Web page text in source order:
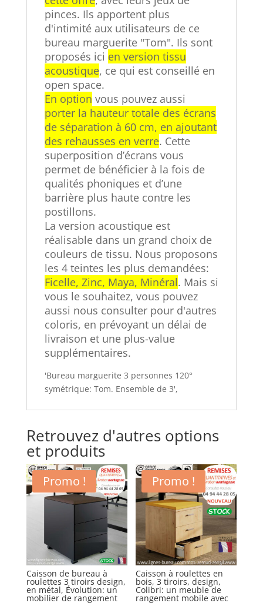
pinces. Ils apportent plus
d'intimité aux utilisateurs de ce
bureau marguerite "Tom". Ils sont
proposés ici en version tissu
acoustique, ce qui est conseillé en
open space.
En option vous pouvez aussi
porter la hauteur totale des écrans
de séparation à 60 cm, en ajoutant
des rehausses en verre. Cette
superposition d’écrans vous
permet de bénéficier à la fois de
qualités phoniques et d’une
barrière plus haute contre les
postillons.
La version acoustique est
réalisable dans un grand choix de
couleurs de tissu. Nous proposons
les 4 teintes les plus demandées:
Ficelle, Zinc, Maya, Minéral. Mais si
vous le souhaitez, vous pouvez
aussi nous consulter pour d'autres
coloris, en prévoyant un délai de
livraison et une plus-value
supplémentaires.
'Bureau marguerite 3 personnes 120°
symétrique: Tom. Ensemble de 3',
Retrouvez d'autres options
et produits
Promo !
Caisson de bureau à
roulettes 3 tiroirs design,
en métal, Évolution: un
mobilier de rangement
Promo !
Caisson à roulettes en
bois, 3 tiroirs, design,
Colibri: un meuble de
rangement mobile avec